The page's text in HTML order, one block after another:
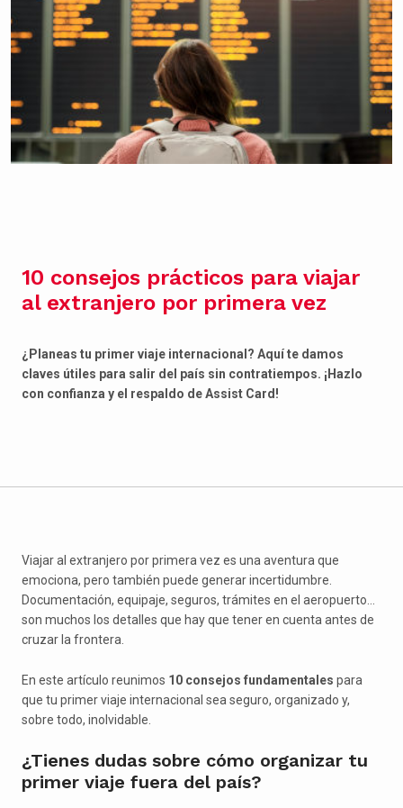
10 consejos prácticos para viajar
al extranjero por primera vez
¿Planeas tu primer viaje internacional? Aquí te damos
claves útiles para salir del país sin contratiempos. ¡Hazlo
con confianza y el respaldo de Assist Card!
Viajar al extranjero por primera vez es una aventura que
emociona, pero también puede generar incertidumbre.
Documentación, equipaje, seguros, trámites en el aeropuerto...
son muchos los detalles que hay que tener en cuenta antes de
cruzar la frontera.
En este artículo reunimos 10 consejos fundamentales para
que tu primer viaje internacional sea seguro, organizado y,
sobre todo, inolvidable.
¿Tienes dudas sobre cómo organizar tu
primer viaje fuera del país?